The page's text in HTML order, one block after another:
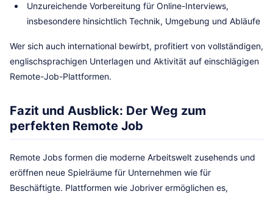
Unzureichende Vorbereitung für Online-Interviews,
insbesondere hinsichtlich Technik, Umgebung und Abläufe
Wer sich auch international bewirbt, profitiert von vollständigen,
englischsprachigen Unterlagen und Aktivität auf einschlägigen
Remote-Job-Plattformen.
Fazit und Ausblick: Der Weg zum
perfekten Remote Job
Remote Jobs formen die moderne Arbeitswelt zusehends und
eröffnen neue Spielräume für Unternehmen wie für
Beschäftigte. Plattformen wie Jobriver ermöglichen es,